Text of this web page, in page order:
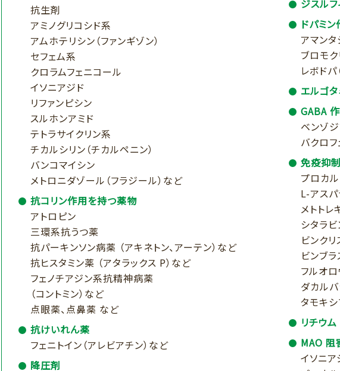
抗生剤
アミノグリコシド系
アムホテリシン（ファンギゾン）
セフェム系
クロラムフェニコール
イソニアジド
リファンピシン
スルホンアミド
テトラサイクリン系
チカルシリン（チカルペニン）
バンコマイシン
メトロニダゾール（フラジール）など
抗コリン作用を持つ薬物
アトロピン
三環系抗うつ薬
抗パーキンソン病薬 （アキネトン、アーテン）など
抗ヒスタミン薬 （アタラックス P）など
フェノチアジン系抗精神病薬
（コントミン）など
点眼薬、点鼻薬 など
抗けいれん薬
フェニトイン（アレビアチン）など
降圧剤
ジスルフ
ドパミ
アマンタ
ブロモク
レボドパ
エルゴ
GABA
ベンゾ
バクロフ
免疫抑
プロカル
L-アスパ
メトトレ
シタラビ
ビンクリ
ビンブラ
フルオロ
ダカル
タモキシ
リチウム
MAO 阻
イソニア